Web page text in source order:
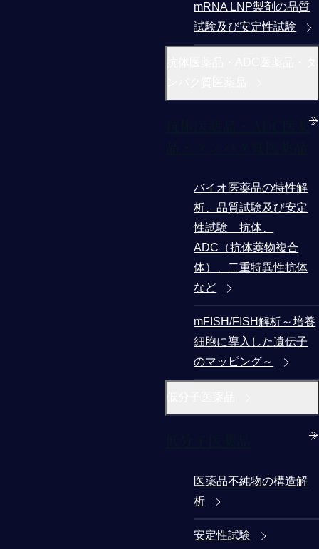
mRNA LNP製剤の品質
試験及び安定性試験
抗体医薬品・ADC医薬
バイオ医薬品の特性解
析、品質試験及び安定
性試験 抗体、
ADC（抗体薬物複合
体）、二重特異性抗体
など
mFISH/FISH解析～培養
細胞に導入した遺伝子
のマッピング～
医薬品不純物の構造解
析
安定性試験